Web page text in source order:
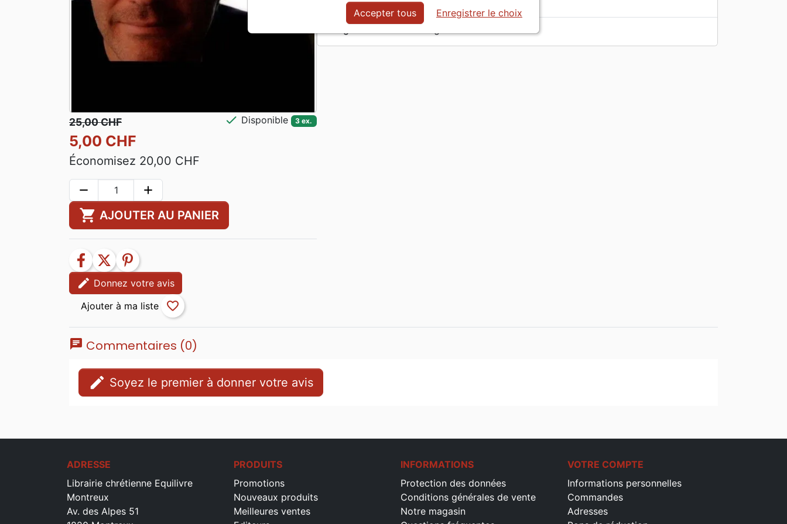
En stock
25,00 CHF
5,00 CHF
Économisez 20,00 CHF
check Disponible 3 ex.
remove add
shopping_cart AJOUTER AU PANIER
facebook twitter
pinterest
edit Donnez votre avis
favorite_border
chat Commentaires (0)
edit Soyez le premier à donner votre avis
ADRESSE
Librairie chrétienne Equilivre
Montreux
Av. des Alpes 51
PRODUITS
Promotions
Nouveaux produits
Meilleures ventes
INFORMATIONS
Protection des données
Conditions générales de vente
Notre magasin
VOTRE COMPTE
Informations personnelles
Commandes
Adresses
Accepter tous Enregistrer le choix